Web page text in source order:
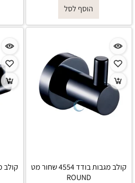
הוסף לסל
קולב מגבות בודד 4554 שחור מט
ROUND